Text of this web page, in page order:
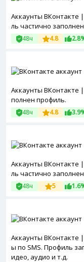
Аккаунты ВКонтакте |
ль частично
48ч 4.8
Аккаунты ВКонтакте
полнен профиль.
48ч 4.8
Аккаунты ВКонтакте |
ль частично
48ч 5
Аккаунты ВКонтакте
ы по SMS. Профиль
идео, аудио и т.д.